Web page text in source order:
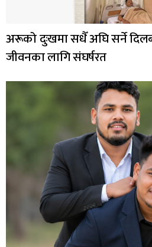
अरूको दुःखमा सधैँ अघि सर्ने
जीवनका लागि संघर्षरत